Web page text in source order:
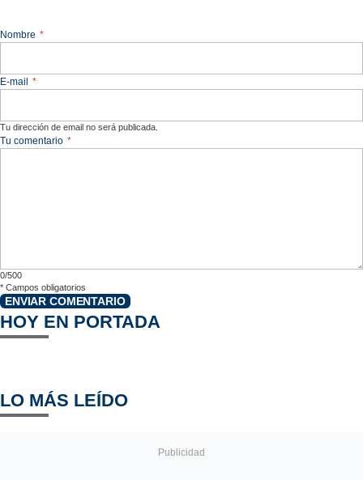
Nombre *
E-mail *
Tu dirección de email no será publicada.
Tu comentario *
0/500
* Campos obligatorios
ENVIAR COMENTARIO
HOY EN PORTADA
LO MÁS LEÍDO